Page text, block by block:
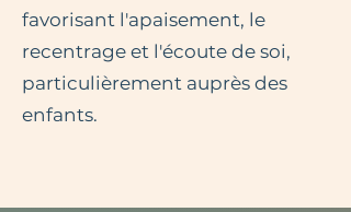
favorisant l'apaisement, le
recentrage et l'écoute de soi,
particulièrement auprès des
enfants.